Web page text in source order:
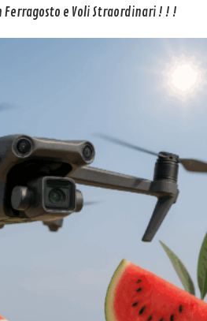
alle parole “Hey Fly” e consente di
e Voli Straordinari ! ! !